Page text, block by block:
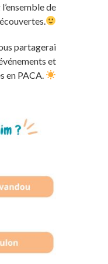
de
partagerai
et
en PACA.